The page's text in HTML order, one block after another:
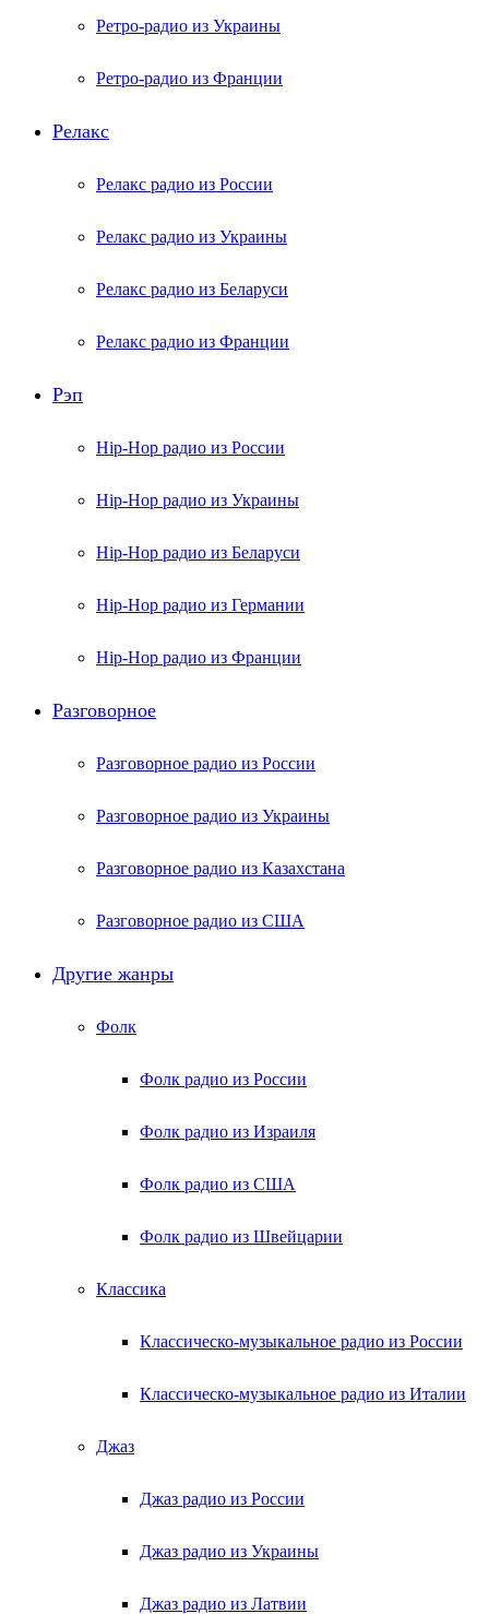
Ретро-радио из Украины
Ретро-радио из Франции
Релакс
Релакс радио из России
Релакс радио из Украины
Релакс радио из Беларуси
Релакс радио из Франции
Рэп
Hip-Hop радио из России
Hip-Hop радио из Украины
Hip-Hop радио из Беларуси
Hip-Hop радио из Германии
Hip-Hop радио из Франции
Разговорное
Разговорное радио из России
Разговорное радио из Украины
Разговорное радио из Казахстана
Разговорное радио из США
Другие жанры
Фолк
Фолк радио из России
Фолк радио из Израиля
Фолк радио из США
Фолк радио из Швейцарии
Классика
Классическо-музыкальное радио из России
Классическо-музыкальное радио из Италии
Джаз
Джаз радио из России
Джаз радио из Украины
Джаз радио из Латвии